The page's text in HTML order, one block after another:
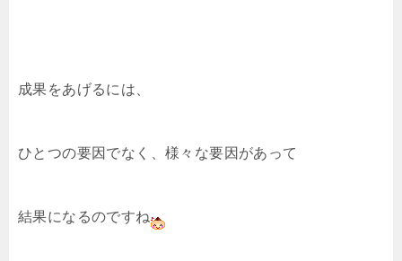
成果をあげるには、
ひとつの要因でなく、様々な要因があって
結果になるのですね